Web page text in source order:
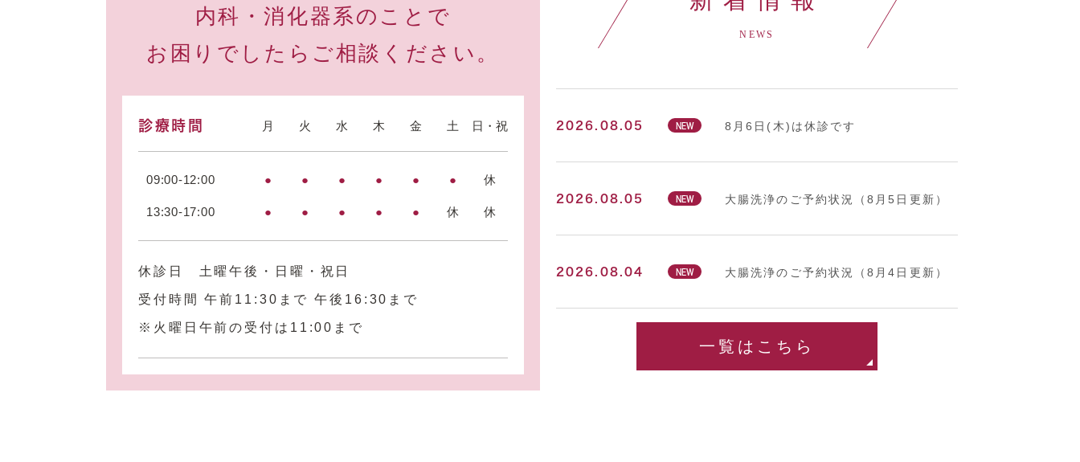
内科・消化器系のことで
お困りでしたらご相談ください。
診療時間 月 火 水 木 金 土 日・祝
09:00-12:00 ● ● ● ● ● ● 休
13:30-17:00 ● ● ● ● ● 休 休
休診日 土曜午後・日曜・祝日
受付時間 午前11:30まで 午後16:30まで
※火曜日午前の受付は11:00まで
NEWS
2026.08.05 NEW 8月6日(木)は休診です
2026.08.05 NEW 大腸洗浄のご予約状況（8月5日更新）
2026.08.04 NEW 大腸洗浄のご予約状況（8月4日更新）
一覧はこちら